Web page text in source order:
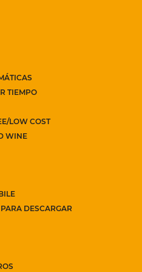
TIEMPO
LOW COST
WINE
DESCARGAR